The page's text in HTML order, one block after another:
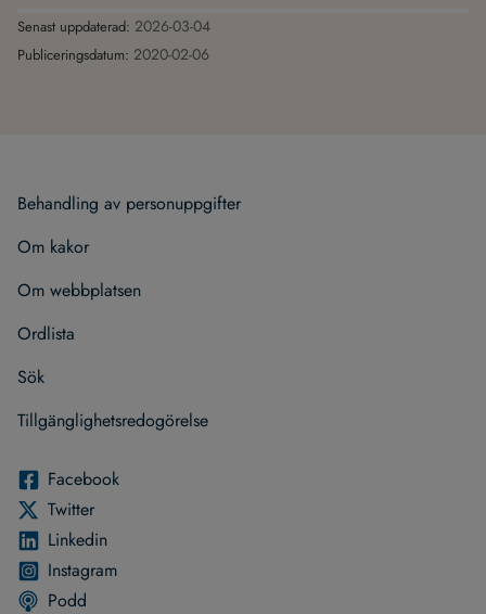
Senast uppdaterad: 2026-03-04
Publiceringsdatum: 2020-02-06
Behand­ling av per­son­upp­gif­ter
Om kakor
Om webb­plat­sen
Ord­lista
Sök
Till­gäng­lig­hets­re­do­gö­relse
Face­book
Twit­ter
Lin­ke­din
Instagram
Podd